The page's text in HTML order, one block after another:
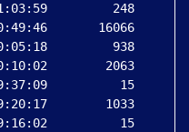
248
16066
938
2063
15
1033
15